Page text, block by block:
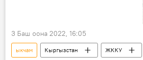
3 Баш оона 2022, 16:05
ыкчам Кыргызстан
ЖККУ